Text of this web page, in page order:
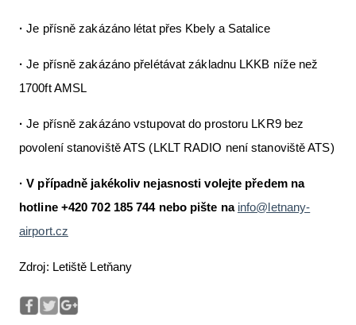
· Je přísně zakázáno létat přes Kbely a Satalice
· Je přísně zakázáno přelétávat základnu LKKB níže než
1700ft AMSL
· Je přísně zakázáno vstupovat do prostoru LKR9 bez
povolení stanoviště ATS (LKLT RADIO není stanoviště ATS)
· V případně jakékoliv nejasnosti volejte předem na
hotline +420 702 185 744 nebo pište na info@letnany-
airport.cz
Zdroj: Letiště Letňany